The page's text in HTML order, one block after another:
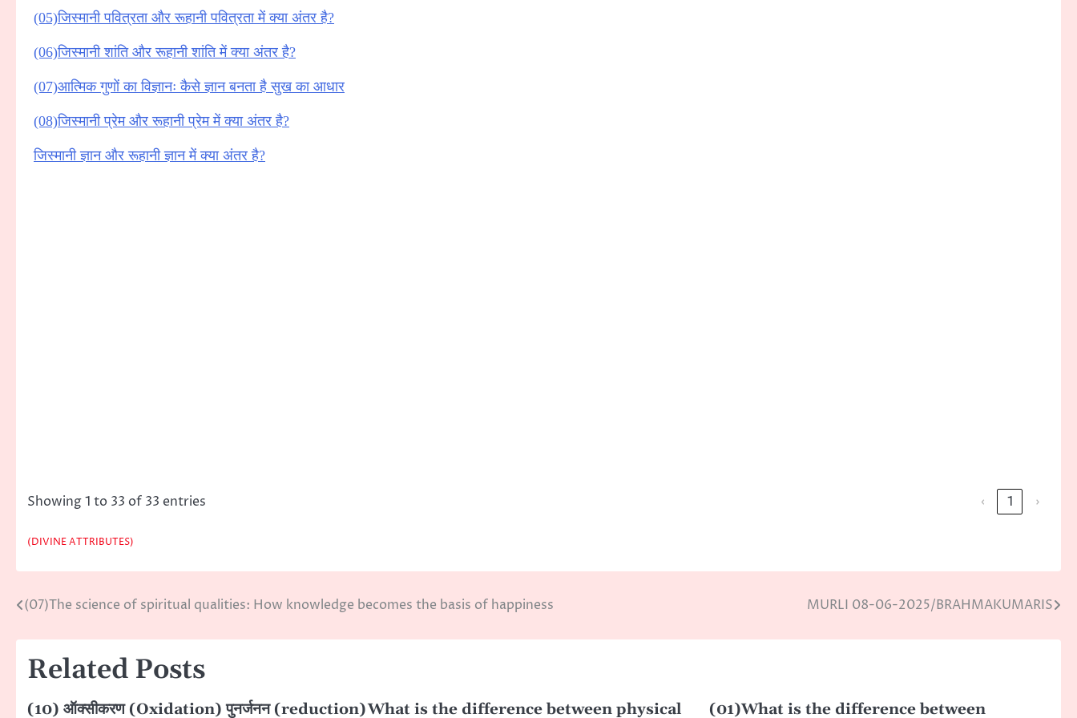
(05)जिस्मानी पवित्रता और रूहानी पवित्रता में क्या अंतर है?
(06)जिस्मानी शांति और रूहानी शांति में क्या अंतर है?
(07)आत्मिक गुणाें का विज्ञानः कैसे ज्ञान बनता है सुख का आधार
(08)जिस्मानी प्रेम और रूहानी प्रेम में क्या अंतर है?
जिस्मानी ज्ञान और रूहानी ज्ञान में क्या अंतर है?
Showing 1 to 33 of 33 entries ‹ 1 ›
(DIVINE ATTRIBUTES)
Post
navigation
(07)The science of spiritual qualities: How knowledge becomes the basis of happiness MURLI 08-06-2025/BRAHMAKUMARIS
Related Posts
(10) ऑक्सीकरण (Oxidation) पुनर्जनन (reduction)What is the difference between physical (01)What is the difference between